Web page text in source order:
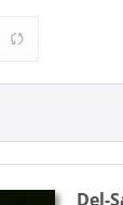
Del-